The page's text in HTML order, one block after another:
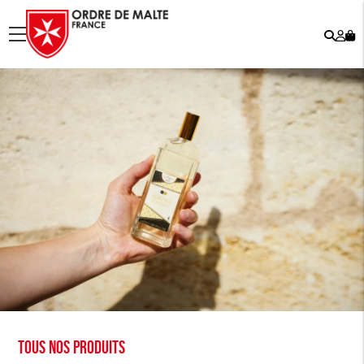
menu
Tous nos produits